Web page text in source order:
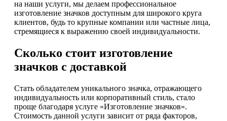
на наши услуги, мы делаем профессиональное
изготовление значков доступным для широкого круга
клиентов, будь то крупные компании или частные лица,
стремящиеся к выражению своей индивидуальности.
Сколько стоит изготовление
значков с доставкой
Стать обладателем уникального значка, отражающего
индивидуальность или корпоративный стиль, стало
проще благодаря услуге «Изготовление значков».
Стоимость данной услуги зависит от ряда факторов,